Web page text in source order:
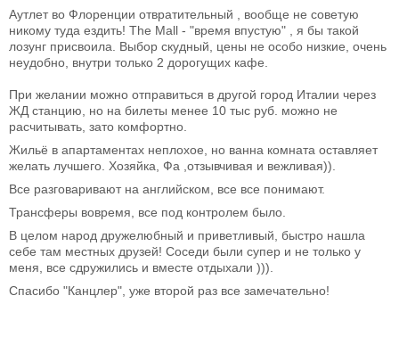
Аутлет во Флоренции отвратительный , вообще не советую
никому туда ездить! The Mall - "время впустую" , я бы такой
лозунг присвоила. Выбор скудный, цены не особо низкие, очень
неудобно, внутри только 2 дорогущих кафе.
При желании можно отправиться в другой город Италии через
ЖД станцию, но на билеты менее 10 тыс руб. можно не
расчитывать, зато комфортно.
Жильё в апартаментах неплохое, но ванна комната оставляет
желать лучшего. Хозяйка, Фа ,отзывчивая и вежливая)).
Все разговаривают на английском, все все понимают.
Трансферы вовремя, все под контролем было.
В целом народ дружелюбный и приветливый, быстро нашла
себе там местных друзей! Соседи были супер и не только у
меня, все сдружились и вместе отдыхали ))).
Спасибо "Канцлер", уже второй раз все замечательно!